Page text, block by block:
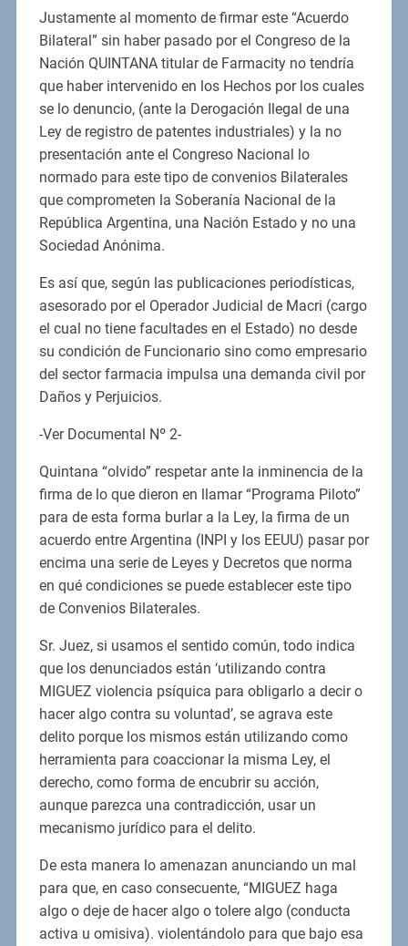
Justamente al momento de firmar este “Acuerdo
Bilateral” sin haber pasado por el Congreso de la
Nación QUINTANA titular de Farmacity no tendría
que haber intervenido en los Hechos por los cuales
se lo denuncio, (ante la Derogación Ilegal de una
Ley de registro de patentes industriales) y la no
presentación ante el Congreso Nacional lo
normado para este tipo de convenios Bilaterales
que comprometen la Soberanía Nacional de la
República Argentina, una Nación Estado y no una
Sociedad Anónima.
Es así que, según las publicaciones periodísticas,
asesorado por el Operador Judicial de Macri (cargo
el cual no tiene facultades en el Estado) no desde
su condición de Funcionario sino como empresario
del sector farmacia impulsa una demanda civil por
Daños y Perjuicios.
-Ver Documental Nº 2-
Quintana “olvido” respetar ante la inminencia de la
firma de lo que dieron en llamar “Programa Piloto”
para de esta forma burlar a la Ley, la firma de un
acuerdo entre Argentina (INPI y los EEUU) pasar por
encima una serie de Leyes y Decretos que norma
en qué condiciones se puede establecer este tipo
de Convenios Bilaterales.
Sr. Juez, si usamos el sentido común, todo indica
que los denunciados están ‘utilizando contra
MIGUEZ violencia psíquica para obligarlo a decir o
hacer algo contra su voluntad’, se agrava este
delito porque los mismos están utilizando como
herramienta para coaccionar la misma Ley, el
derecho, como forma de encubrir su acción,
aunque parezca una contradicción, usar un
mecanismo jurídico para el delito.
De esta manera lo amenazan anunciando un mal
para que, en caso consecuente, “MIGUEZ haga
algo o deje de hacer algo o tolere algo (conducta
activa u omisiva). violentándolo para que bajo esa